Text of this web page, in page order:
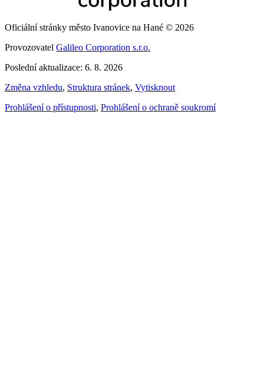
Oficiální stránky město Ivanovice na Hané © 2026
Provozovatel Galileo Corporation s.r.o.
Poslední aktualizace: 6. 8. 2026
Změna vzhledu, Struktura stránek, Vytisknout
Prohlášení o přístupnosti, Prohlášení o ochraně soukromí